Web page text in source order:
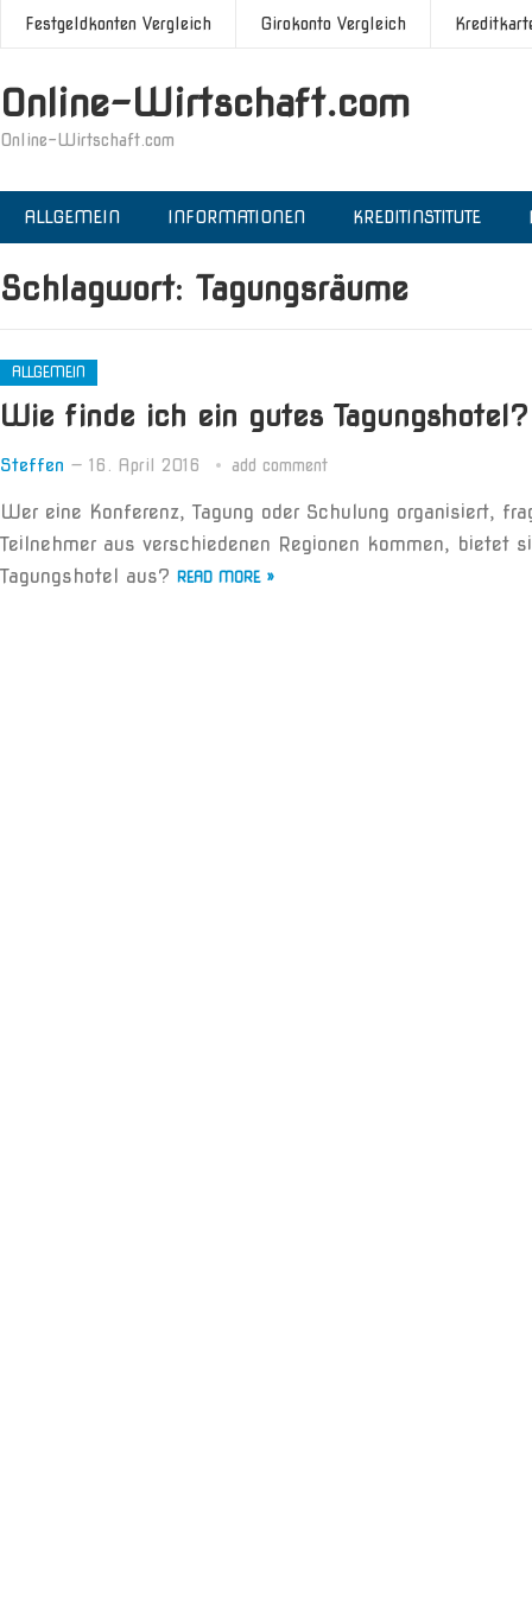
Festgeldkonten Vergleich Girokonto Vergleich
Online-Wirtschaft.com
Online-Wirtschaft.com
ALLGEMEIN INFORMATIONEN KREDITINSTITUTE
Schlagwort: Tagungsräume
ALLGEMEIN
Wie finde ich ein gutes Tagungshotel?
Steffen — 16. April 2016 add comment
Wer eine Konferenz, Tagung oder Schulung organisiert,
Teilnehmer aus verschiedenen Regionen kommen,
Tagungshotel aus? READ MORE »